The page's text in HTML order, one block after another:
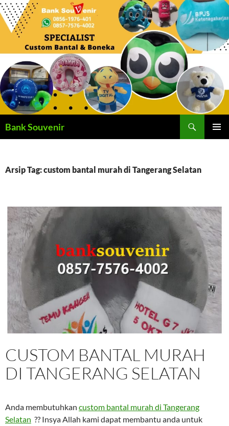
Langsung
ke
Bank Souvenir
Arsip Tag: custom bantal murah di Tangerang Selatan
CUSTOM BANTAL MURAH
DI TANGERANG SELATAN
Anda membutuhkan custom bantal murah di Tangerang
Selatan ?? Insya Allah kami dapat membantu anda untuk